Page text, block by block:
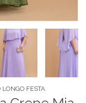
LONGO FESTA